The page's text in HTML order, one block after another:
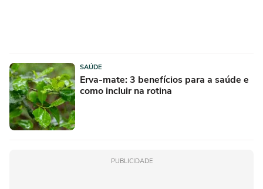
SAÚDE
Erva-mate: 3 benefícios para a saúde e
como incluir na rotina
PUBLICIDADE